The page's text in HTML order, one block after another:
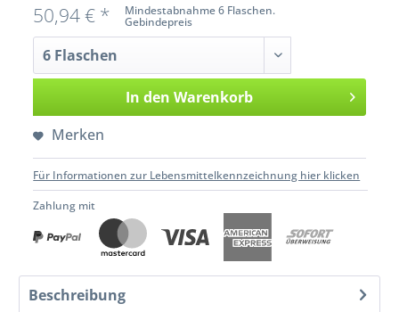
Mindestabnahme 6 Flaschen.
Gebindepreis
50,94 € *
In den Warenkorb
Merken
Für Informationen zur Lebensmittelkennzeichnung hier klicken
Zahlung mit
Beschreibung